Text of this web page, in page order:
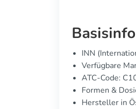
INN
Verfügbare
ATC-Code:
Formen &
Hersteller in